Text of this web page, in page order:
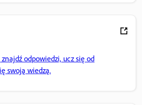
znajdź odpowiedzi, ucz się od
swoją wiedzą.